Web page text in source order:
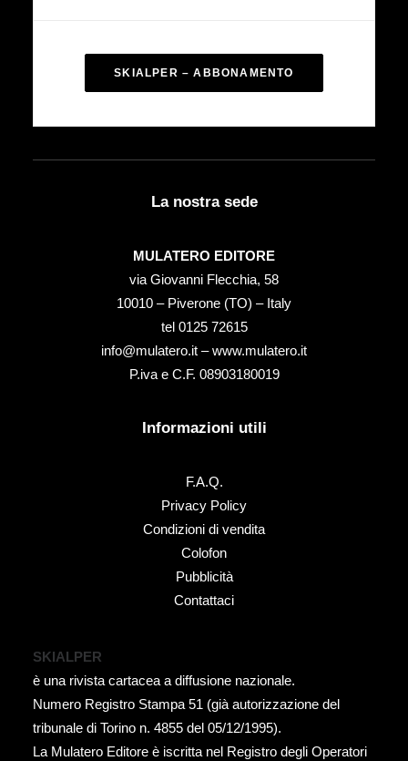
SKIALPER – ABBONAMENTO
La nostra sede
MULATERO EDITORE
via Giovanni Flecchia, 58
10010 – Piverone (TO) – Italy
tel ‭0125 72615‬
info@mulatero.it –www.mulatero.it
P.iva e C.F. 08903180019
Informazioni utili
F.A.Q.
Privacy Policy
Condizioni di vendita
Colofon
Pubblicità
Contattaci
SKIALPER
è una rivista cartacea a diffusione nazionale.
Numero Registro Stampa 51 (già autorizzazione del
tribunale di Torino n. 4855 del 05/12/1995).
La Mulatero Editore è iscritta nel Registro degli Operatori